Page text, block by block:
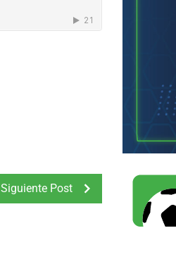
Siguiente Post